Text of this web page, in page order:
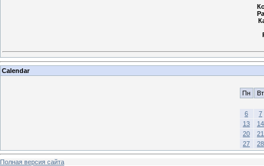
Calendar
Пн Вт
6
7
13
14
20
21
27
28
Полная версия сайта